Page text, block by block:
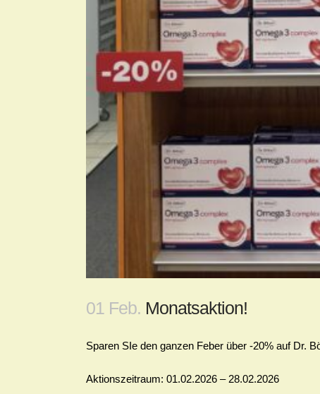
01 Feb. Monatsaktion!
Sparen SIe den ganzen Feber über -20% auf Dr.
Aktionszeitraum: 01.02.2026 – 28.02.2026